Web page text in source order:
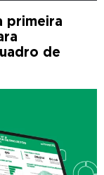
primeira
de